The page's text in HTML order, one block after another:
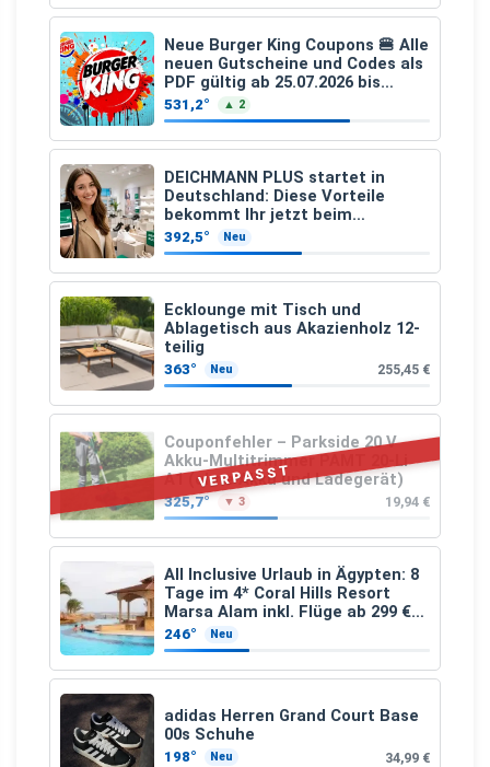
Neue Burger King Coupons 🍔 Alle
neuen Gutscheine und Codes als
PDF gültig ab 25.07.2026 bis
04.09.2026
531,2° ▲ 2
DEICHMANN PLUS startet in
Deutschland: Diese Vorteile
bekommt Ihr jetzt beim
Schuhkauf
392,5° Neu
Ecklounge mit Tisch und
Ablagetisch aus Akazienholz 12-
teilig
363° Neu 255,45 €
VERPASST
Couponfehler – Parkside 20 V
Akku-Multitrimmer PAMT 20-Li
A1 (ohne Akku und Ladegerät)
325,7° ▼ 3 19,94 €
All Inclusive Urlaub in Ägypten: 8
Tage im 4* Coral Hills Resort
Marsa Alam inkl. Flüge ab 299 €
p.P.
246° Neu
adidas Herren Grand Court Base
00s Schuhe
198° Neu 34,99 €